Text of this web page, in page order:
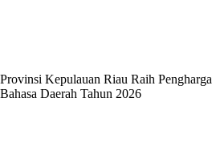
Provinsi Kepulauan Riau Raih
Bahasa Daerah Tahun 2026